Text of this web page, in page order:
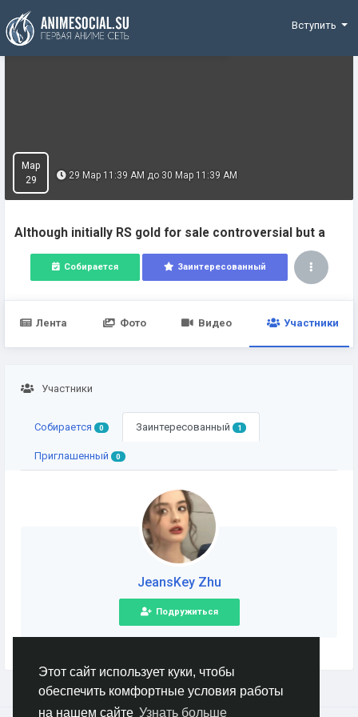
Этот сайт использует куки, чтобы
обеспечить комфортные условия работы
на нашем сайте Узнать больше
Funding
Вступить
Мар
29
Although initially RS gold for sale controversial but a
29 Мар 11:39 AM до 30 Мар 11:39 AM
Собирается Заинтересованный
Лента Фото Видео Участники
Участники
Собирается 0 Заинтересованный 1
Приглашенный 0
JeansKey Zhu
Подружиться